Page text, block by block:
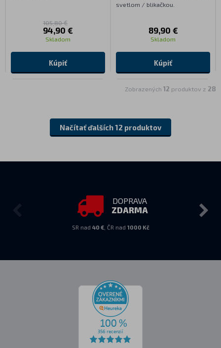
105,80 €
94,90 €
Skladom
Kúpiť
svetlom / blikačkou.
89,90 €
Skladom
Kúpiť
Zobrazených 12 produktov z 28
Načítať ďalších 12 produktov
DOPRAVA
ZDARMA
SR nad 40 €, ČR nad 1000 Kč